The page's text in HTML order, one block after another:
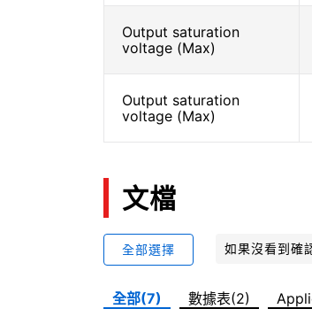
Output saturation
voltage (Max)
Output saturation
voltage (Max)
文檔
全部選擇 如果沒看到確
全部(7) 數據表(2)